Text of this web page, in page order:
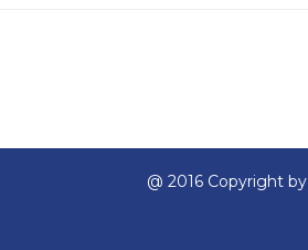
@ 2016 Copyright by